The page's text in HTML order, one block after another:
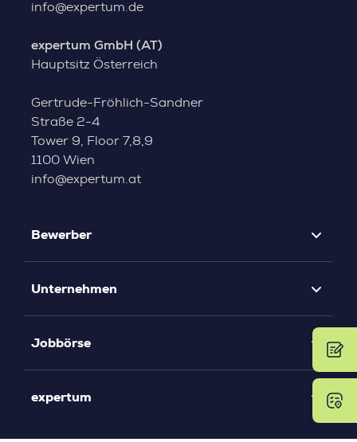
info@expertum.de
expertum GmbH (AT)
Hauptsitz Österreich
Gertrude-Fröhlich-Sandner
Straße 2-4
Tower 9, Floor 7,8,9
1100 Wien
info@expertum.at
Bewerber
Unternehmen
Jobbörse
expertum